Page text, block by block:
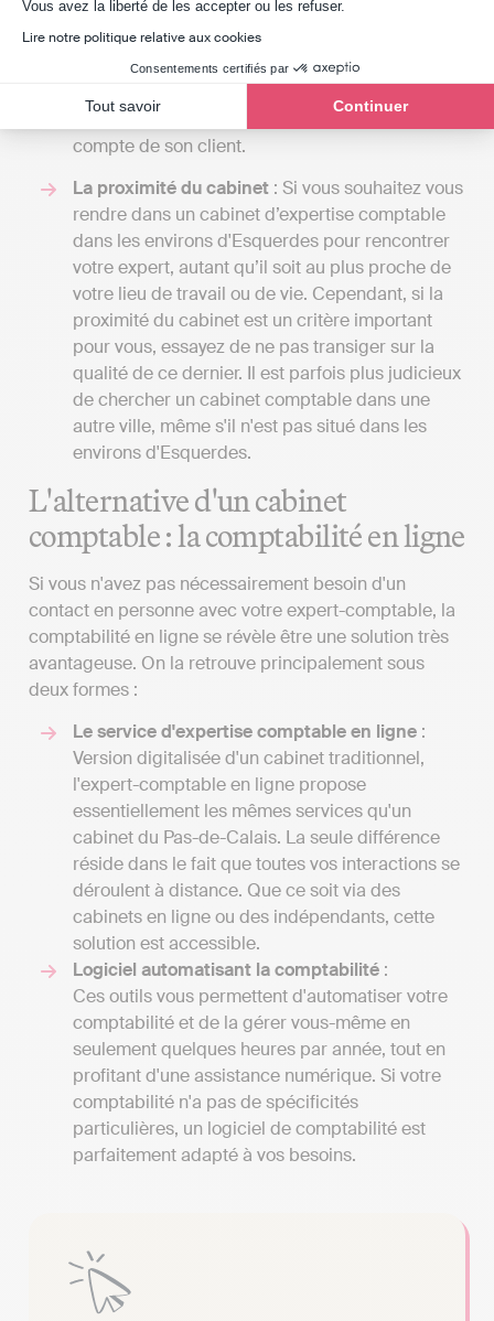
Vous avez la liberté de les accepter ou les refuser.
Lire notre politique relative aux cookies
Consentements certifiés par
Tout savoir Continuer
selon le type d'entreprise. Une telle différence
de prix s'explique par la différence de
prestation. Indy assiste les clients dans la
compte de son client.
La proximité du cabinet : Si vous souhaitez vous
rendre dans un cabinet d’expertise comptable
dans les environs d'Esquerdes pour rencontrer
votre expert, autant qu’il soit au plus proche de
votre lieu de travail ou de vie. Cependant, si la
proximité du cabinet est un critère important
pour vous, essayez de ne pas transiger sur la
qualité de ce dernier. Il est parfois plus judicieux
de chercher un cabinet comptable dans une
autre ville, même s'il n'est pas situé dans les
environs d'Esquerdes.
L'alternative d'un cabinet
comptable : la comptabilité en ligne
Si vous n'avez pas nécessairement besoin d'un
contact en personne avec votre expert-comptable, la
comptabilité en ligne se révèle être une solution très
avantageuse. On la retrouve principalement sous
deux formes :
Le service d'expertise comptable en ligne :
Version digitalisée d'un cabinet traditionnel,
l'expert-comptable en ligne propose
essentiellement les mêmes services qu'un
cabinet du Pas-de-Calais. La seule différence
réside dans le fait que toutes vos interactions se
déroulent à distance. Que ce soit via des
cabinets en ligne ou des indépendants, cette
solution est accessible.
Logiciel automatisant la comptabilité :
Ces outils vous permettent d'automatiser votre
comptabilité et de la gérer vous-même en
seulement quelques heures par année, tout en
profitant d'une assistance numérique. Si votre
comptabilité n'a pas de spécificités
particulières, un logiciel de comptabilité est
parfaitement adapté à vos besoins.